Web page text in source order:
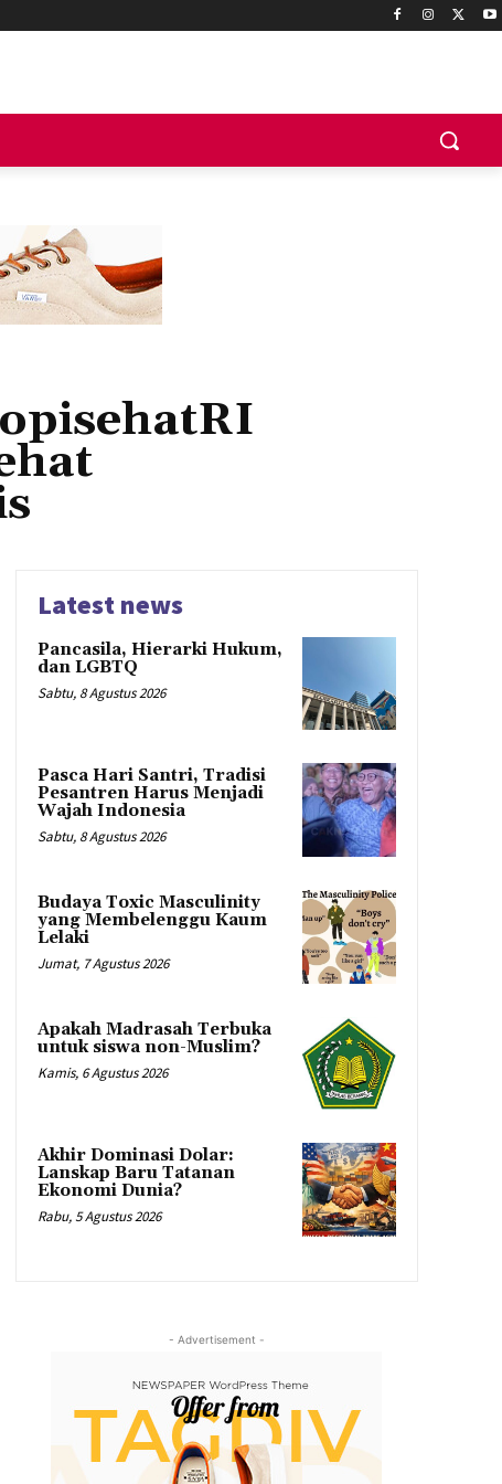
Latest news
Pancasila, Hierarki Hukum,
dan LGBTQ
Sabtu, 8 Agustus 2026
Pasca Hari Santri, Tradisi
Pesantren Harus Menjadi
Wajah Indonesia
Sabtu, 8 Agustus 2026
Budaya Toxic Masculinity
yang Membelenggu Kaum
Lelaki
Jumat, 7 Agustus 2026
Apakah Madrasah Terbuka
untuk siswa non-Muslim?
Kamis, 6 Agustus 2026
Akhir Dominasi Dolar:
Lanskap Baru Tatanan
Ekonomi Dunia?
Rabu, 5 Agustus 2026
- Advertisement -